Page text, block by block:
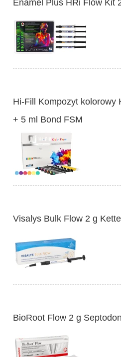
Enamel Plus HRi Flow Kit
Hi-Fill Kompozyt kolorowy
+ 5 ml Bond FSM
Visalys Bulk Flow 2 g
BioRoot Flow 2 g